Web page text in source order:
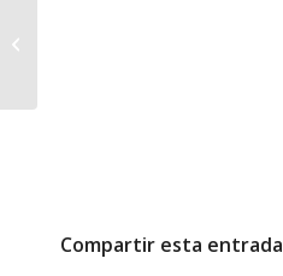
Compartir esta entrada